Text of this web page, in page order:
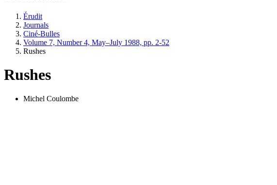
Érudit
Journals
Ciné-Bulles
Volume 7, Number 4, May–July 1988, pp. 2-52
Rushes
Rushes
Michel Coulombe